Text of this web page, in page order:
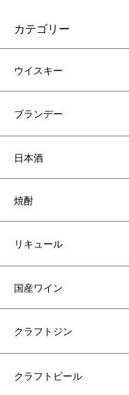
カテゴリー
ウイスキー
ブランデー
日本酒
焼酎
リキュール
国産ワイン
クラフトジン
クラフトビール